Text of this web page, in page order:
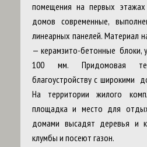
помещения на первых
домов современные,
линеарных панелей. Материал
— керамзито-бетонные блоки,
100 мм. Придомовая
благоустройству с широкими
На территории жилого
площадка и место для
домами высадят деревья и
клумбы и посеют газон.